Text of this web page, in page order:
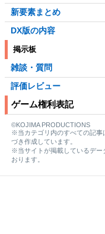
新要素まとめ
DX版の内容
掲示板
雑談・質問
評価レビュー
ゲーム権利表記
©KOJIMA PRODUCTIONS
※当カテゴリ内のすべての記事
づき作成しています。
※当サイトが掲載しているデー
おります。